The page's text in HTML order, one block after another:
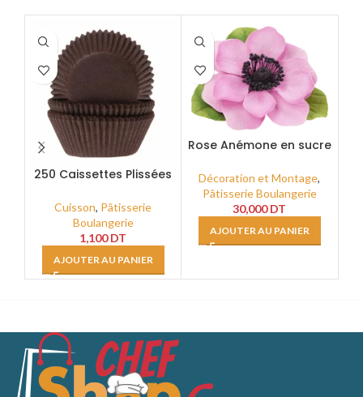
250 Caissettes Plissées
GP_R070
Cuisson, Pâtisserie
Boulangerie
1,100DT
AJOUTER AU PANIER
Rose Anémone en sucre
Décoration et Montage,
Pâtisserie Boulangerie
30,000DT
AJOUTER AU PANIER